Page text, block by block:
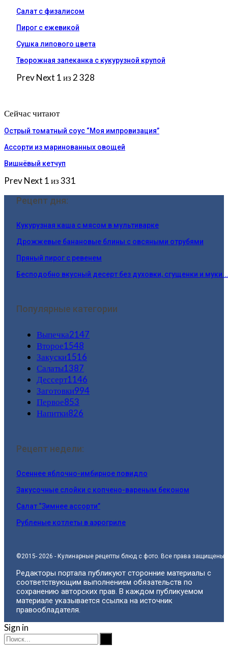
Салат с физалисом
Пирог с ежевикой
Сушка липового цвета
Творожная запеканка с кукурузной крупой
PrevNext 1 из 2 328
Сейчас читают
Острый томатный соус “Моя импровизация”
Ассорти из маринованных овощей
Вишнёвый кетчуп
PrevNext 1 из 331
Рецепт дня:
Кукурузная каша с мясом в мультиварке
Дрожжевые банановые блины с овсяными отрубями
Пряный пирог с ревенем
Бесподобно вкусный десерт без духовки, сгущенки и
Популярные категории
Выпечка2147
Второе1548
Закуски1516
Салаты1387
Дессерт1146
Заготовки994
Первое853
Напитки826
Рецепт недели:
Осеннее яблочно-имбирное повидло
Закусочные слойки с копчено-вареным беконом
Салат “Зимнее ассорти”
Рубленые котлеты в аэрогриле
©2015- 2026 - Кулинарные рецепты блюд с фото. Все права защищены.
Редакторы портала публикуют сторонние материалы с
соответствующим выполнением обязательств по
сохранению авторских прав. В каждом публикуемом
материале указывается ссылка на источник
правообладателя.
Sign in